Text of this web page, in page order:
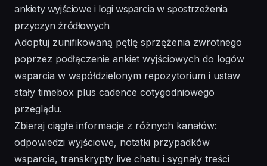
ankiety wyjściowe i logi wsparcia w spostrzeżenia
przyczyn źródłowych
Adoptuj zunifikowaną pętlę sprzężenia zwrotnego
poprzez podłączenie ankiet wyjściowych do logów
wsparcia w współdzielonym repozytorium i ustaw
stały timebox plus cadence cotygodniowego
przeglądu.
Zbieraj ciągłe informacje z różnych kanałów:
odpowiedzi wyjściowe, notatki przypadków
wsparcia, transkrypty live chatu i sygnały treści